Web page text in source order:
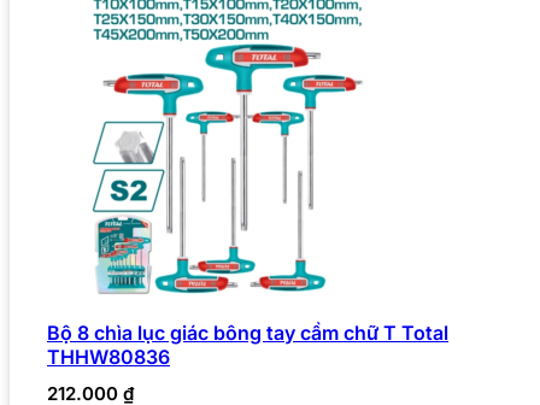
Bộ 8 chìa lục giác bông tay cầm chữ T Total
THHW80836
212.000 ₫